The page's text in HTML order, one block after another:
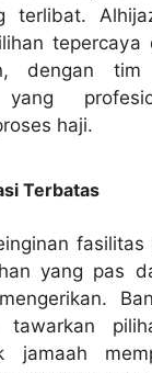
terlibat.
dengan tim
yang
haji.
Terbatas
yang pas
tawarkan
jamaah